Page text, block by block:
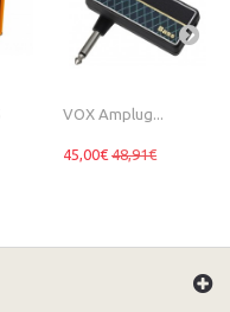
VOX Amplug...
45,00€ 48,91€